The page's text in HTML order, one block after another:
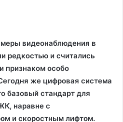
видеонаблюдения в
редкостью и считались
признаком особо
же цифровая система
базовый стандарт для
наравне с
и скоростным лифтом.